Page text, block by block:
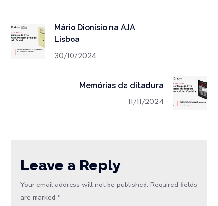
Mário Dionísio na AJA
Lisboa
30/10/2024
Memórias da ditadura
11/11/2024
Leave a Reply
Your email address will not be published. Required fields
are marked*